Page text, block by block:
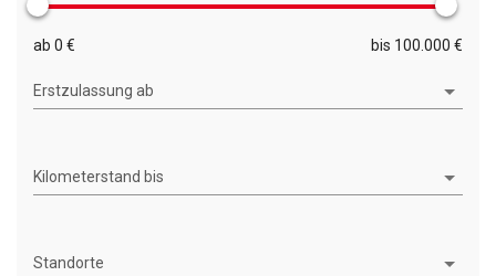
ab 0 € bis 100.000 €
Erstzulassung ab
Kilometerstand bis
Standorte